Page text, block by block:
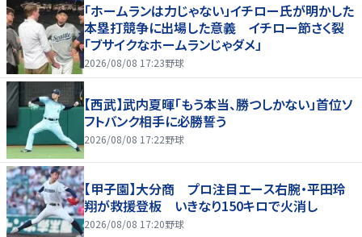
「ホームランは力じゃない」イチロー氏が明かした
本塁打競争に出場した意義 イチロー節さく裂
「ブサイクなホームランじゃダメ」
2026/08/08 17:23野球
【西武】武内夏暉「もう本当、勝つしかない」首位ソ
フトバンク相手に必勝誓う
2026/08/08 17:22野球
【甲子園】大分商 プロ注目エース右腕・平田玲
翔が救援登板 いきなり150キロで火消し
2026/08/08 17:20野球